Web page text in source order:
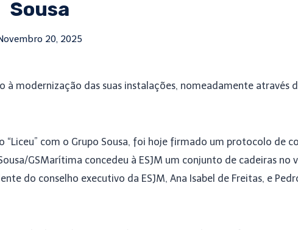
Sousa
20, 2025
à modernização das suas instalações, nomeadamente através
com o Grupo Sousa, foi hoje firmado um protocolo de
GSMarítima concedeu à ESJM um conjunto de cadeiras no
do conselho executivo da ESJM, Ana Isabel de Freitas, e